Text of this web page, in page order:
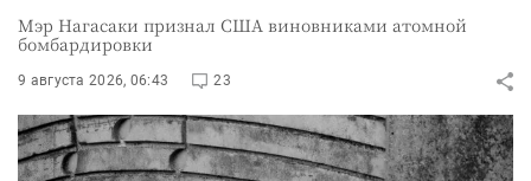
Мэр Нагасаки признал США виновниками атомной
бомбардировки
9 августа 2026, 06:43 23